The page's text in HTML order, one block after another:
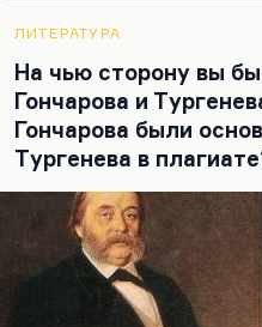
сознательным,
Оба поступка Иуды — и
апокрифическое
антихристианские,
человека. А вот Петр,
которым после этого
ЛИТЕРАТУРА
На чью сторону вы
Гончарова и
Гончарова были
Тургенева в